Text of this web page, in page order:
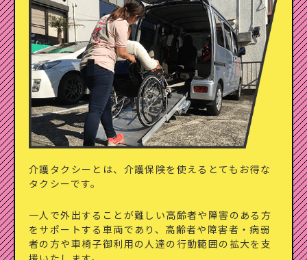
介護タクシーとは、介護保険を使える とてもお得な
タクシーです。
一人で外出することが難しい高齢者や障害のある方
をサポートする車両であり、高齢者や障害者・病弱
者の方や車椅子御利用の人達の行動範囲の拡大を支